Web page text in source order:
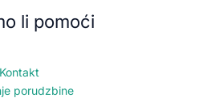
li pomoći
Kontakt
porudzbine